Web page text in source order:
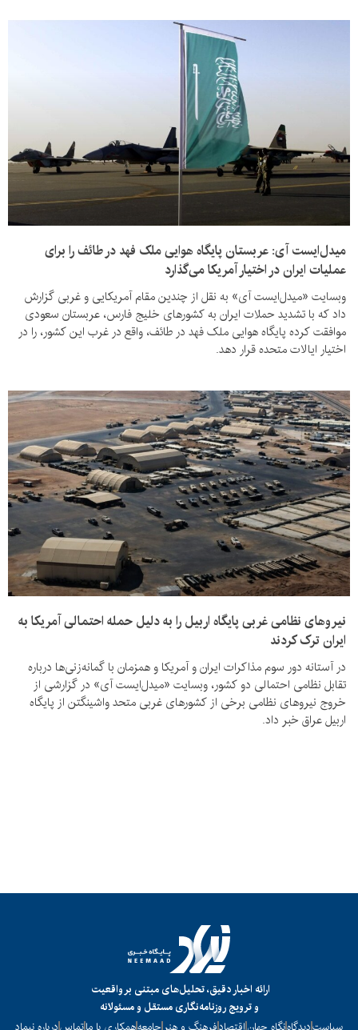
میدل‌ایست آی: عربستان پایگاه هوایی ملک فهد در طائف را برای
عملیات ایران در اختیار آمریکا می‌گذارد
وبسایت «میدل‌ایست آی» به نقل از چندین مقام آمریکایی و غربی گزارش
داد که با تشدید حملات ایران به کشورهای خلیج فارس، عربستان سعودی
موافقت کرده پایگاه هوایی ملک فهد در طائف، واقع در غرب این کشور، را در
اختیار ایالات متحده قرار دهد.
نیروهای نظامی غربی پایگاه اربیل را به دلیل حمله احتمالی آمریکا به
ایران ترک کردند
در آستانه دور سوم مذاکرات ایران و آمریکا و همزمان با گمانه‌زنی‌ها درباره
تقابل نظامی احتمالی دو کشور، وبسایت «میدل‌ایست ‌‌آی» در گزارشی از
خروج نیروهای نظامی برخی از کشورهای غربی متحد واشینگتن از پایگاه
اربیل عراق خبر داد.
ارائه اخبار دقیق، تحلیل‌های مبتنی بر واقعیت
و ترویج روزنامه‌نگاری مستقل و مسئولانه